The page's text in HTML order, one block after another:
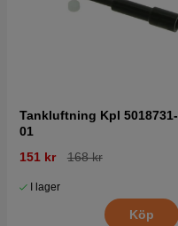
Tankluftning Kpl 5018731-
01
151 kr
168 kr
I lager
Köp